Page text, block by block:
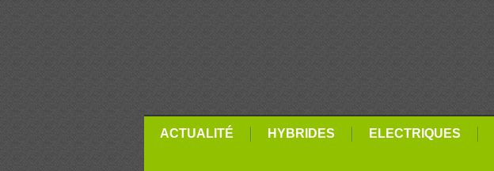
ACTUALITÉ HYBRIDES ELECTRIQUES